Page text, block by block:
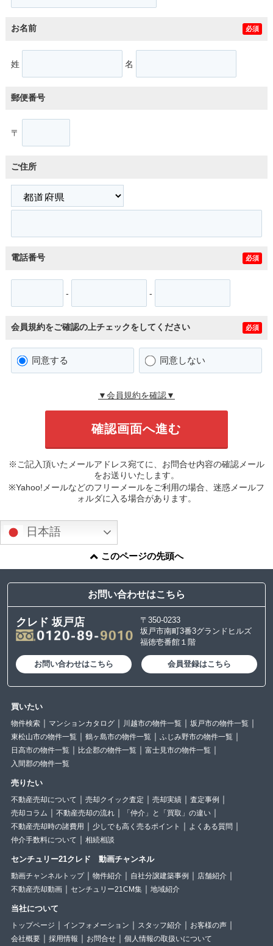
お名前 必須
姓 名
郵便番号
〒
ご住所
電話番号 必須
- -
会員規約をご確認の上チェックをしてください 必須
同意する 同意しない
▼会員規約を確認▼
※ご記入頂いたメールアドレス宛てに、お問合せ内容の確認メール
をお送りいたします。
※Yahoo!メールなどのフリーメールをご利用の場合、迷惑メールフ
ォルダに入る場合があります。
日本語
このページの先頭へ
お問い合わせはこちら
クレド 坂戸店
〒350-0233
坂戸市南町3番3グランドヒルズ
福徳壱番館１階
お問い合わせはこちら 会員登録はこちら
買いたい
物件検索 マンションカタログ 川越市の物件一覧
坂戸市の物件一覧
東松山市の物件一覧
鶴ヶ島市の物件一覧
ふじみ野市の物件一覧
日高市の物件一覧
比企郡の物件一覧
富士見市の物件一覧
入間郡の物件一覧
売りたい
不動産売却について 売却クイック査定 売却実績
査定事例
売却コラム
不動産売却の流れ
「仲介」と「買取」の違い
不動産売却時の諸費用
少しでも高く売るポイント
よくある質問
仲介手数料について
相続相談
センチュリー21クレド 動画チャンネル
動画チャンネルトップ 物件紹介 自社分譲建築事例
店舗紹介
不動産売却動画
センチュリー21CM集 地域紹介
当社について
トップページ インフォメーション スタッフ紹介
お客様の声
会社概要
採用情報 お問合せ 個人情報の取扱いについて